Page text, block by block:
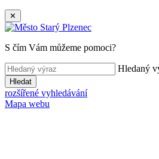
✕
S čím Vám můžeme pomoci?
Hledaný
Hledat
rozšířené vyhledávání
Mapa webu